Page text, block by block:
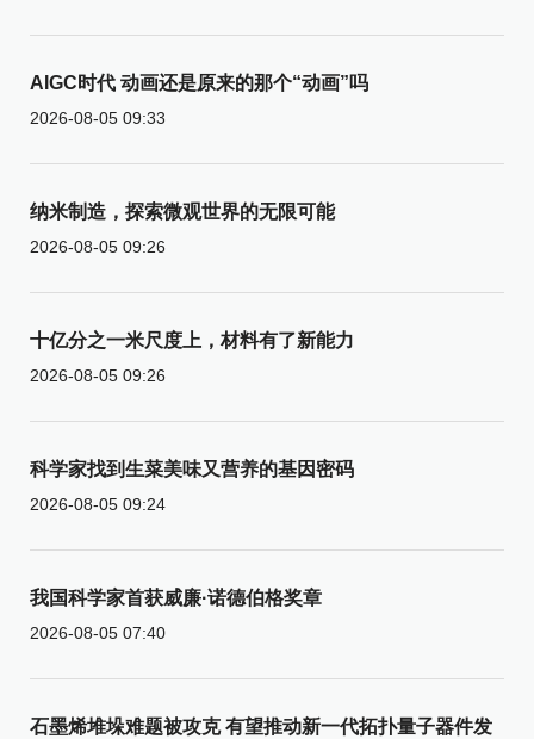
AIGC时代 动画还是原来的那个“动画”吗
2026-08-05 09:33
纳米制造，探索微观世界的无限可能
2026-08-05 09:26
十亿分之一米尺度上，材料有了新能力
2026-08-05 09:26
科学家找到生菜美味又营养的基因密码
2026-08-05 09:24
我国科学家首获威廉·诺德伯格奖章
2026-08-05 07:40
石墨烯堆垛难题被攻克 有望推动新一代拓扑量子器件发